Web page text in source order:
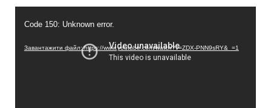
Code 150: Unknown error.
Завантажити файл: https://www.youtube.com/watch?v=ZDX-PNN9sRY&_=1